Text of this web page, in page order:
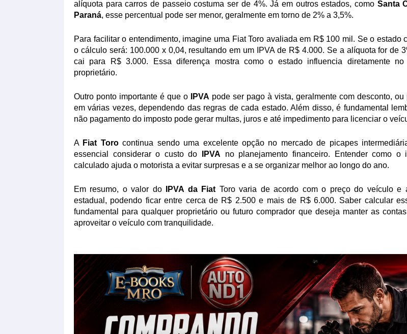
alíquota para carros de passeio costuma ser de 4%. Já em outros estados, como Santa
Paraná, esse percentual pode ser menor, geralmente em torno de 2% a 3,5%.
Para facilitar o entendimento, imagine uma Fiat Toro avaliada em R$ 100 mil. Se o estado
o cálculo será: 100.000 x 0,04, resultando em um IPVA de R$ 4.000. Se a alíquota for de
cai para R$ 3.000. Essa diferença mostra como o estado influencia diretamente
proprietário.
Outro ponto importante é que o IPVA pode ser pago à vista, geralmente com desconto, ou
em várias vezes, dependendo das regras de cada estado. Além disso, é fundamental
não pagamento do imposto pode gerar multas, juros e até impedimento para licenciar o
A Fiat Torocontinua sendo uma excelente opção no mercado de picapes
essencial considerar o custo do
IPVA no planejamento financeiro. Entender como o
calculado ajuda o motorista a evitar surpresas e a se organizar melhor ao longo do ano.
Em resumo, o valor doIPVA da Fiat Toro varia de acordo com o preço do veículo e
estadual, podendo ficar entre cerca de R$ 2.500 e mais de R$ 6.000. Saber calcular
fundamental para qualquer proprietário ou futuro comprador que deseja manter as
aproveitar o veículo com tranquilidade.